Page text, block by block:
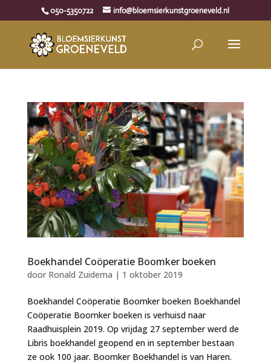
050-5350722 info@bloemsierkunstgroeneveld.nl
Boekhandel Coöperatie Boomker boeken
door Ronald Zuidema | 1 oktober 2019
Boekhandel Coöperatie Boomker boeken Boekhandel
Coöperatie Boomker boeken is verhuisd naar
Raadhuisplein 2019. Op vrijdag 27 september werd de
Libris boekhandel geopend en in september bestaan
ze ook 100 jaar. Boomker Boekhandel is van Haren.